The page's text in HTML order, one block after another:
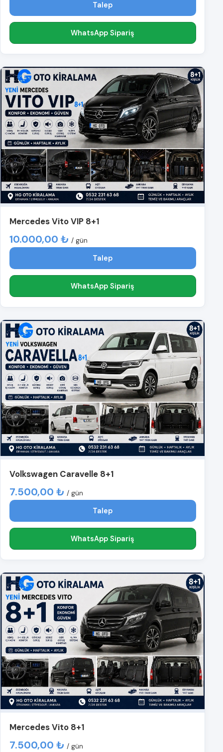
Talep
WhatsApp Sipariş
Mercedes Vito VIP 8+1
10.000,00 ₺ / gün
Talep
WhatsApp Sipariş
Volkswagen Caravelle 8+1
7.500,00 ₺ / gün
Talep
WhatsApp Sipariş
Mercedes Vito 8+1
7.500,00 ₺ / gün